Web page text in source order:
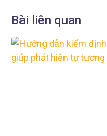
Bài liên quan